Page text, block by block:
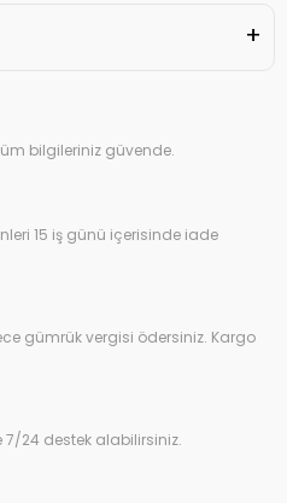
bilgileriniz güvende.
15 iş günü içerisinde iade
gümrük vergisi ödersiniz. Kargo
7/24 destek alabilirsiniz.